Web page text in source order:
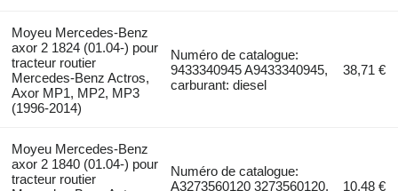
Moyeu Mercedes-Benz
axor 2 1824 (01.04-) pour
tracteur routier
Mercedes-Benz Actros,
Axor MP1, MP2, MP3
(1996-2014)
Numéro de catalogue:
9433340945 A9433340945,
carburant: diesel
38,71 €
Moyeu Mercedes-Benz
axor 2 1840 (01.04-) pour
tracteur routier
Numéro de catalogue:
A3273560120 3273560120,
10,48 €